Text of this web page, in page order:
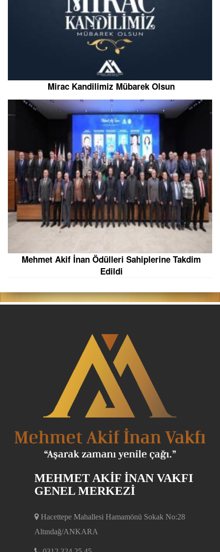
Mirac Kandilimiz Mübarek Olsun
Mehmet Akif İnan Ödülleri Sahiplerine Takdim
Edildi
MEHMET AKİF İNAN VAKFI
GENEL MERKEZİ
Hacettepe Mahallesi Hamamönü Sokak No:28
Altındağ/ANKARA